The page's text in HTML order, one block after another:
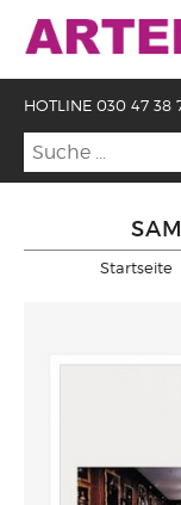
HOTLINE 030 47 38
Startseite